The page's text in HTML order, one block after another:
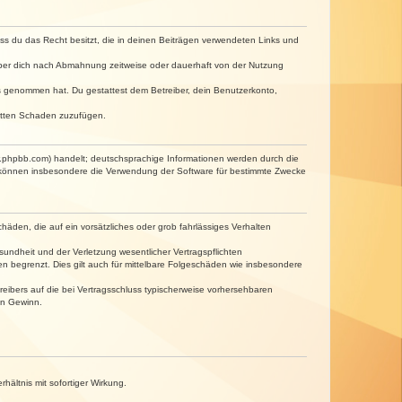
du das Recht besitzt, die in deinen Beiträgen verwendeten Links und
dich nach Abmahnung zeitweise oder dauerhaft von der Nutzung
hat. Du gestattest dem Betreiber, dein Benutzerkonto,
Schaden zuzufügen.
handelt; deutschsprachige Informationen werden durch die
insbesondere die Verwendung der Software für bestimmte Zwecke
die auf ein vorsätzliches oder grob fahrlässiges Verhalten
und der Verletzung wesentlicher Vertragspflichten
begrenzt. Dies gilt auch für mittelbare Folgeschäden wie insbesondere
auf die bei Vertragsschluss typischerweise vorhersehbaren
Gewinn.
mit sofortiger Wirkung.